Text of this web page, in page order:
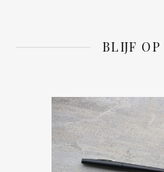
BLIJF